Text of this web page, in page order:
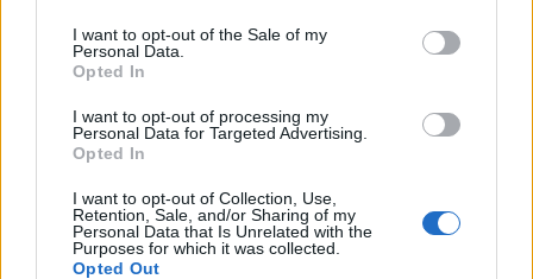
I want to opt-out of the Sale of my
Personal Data.
Opted In
I want to opt-out of processing my
Personal Data for Targeted Advertising.
Opted In
I want to opt-out of Collection, Use,
Retention, Sale, and/or Sharing of my
Personal Data that Is Unrelated with the
Purposes for which it was collected.
Opted Out